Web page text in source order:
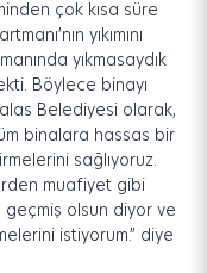
çok kısa süre
yıkımını
yıkmasaydık
Böylece binayı
Belediyesi olarak,
binalara hassas bir
sağlıyoruz.
muafiyet gibi
olsun diyor ve
istiyorum.” diye